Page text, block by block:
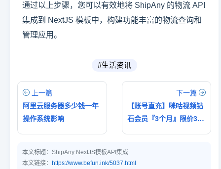
通过以上步骤，您可以有效地将 ShipAny 的物流 API
集成到 NextJS 模板中，构建功能丰富的物流查询和
管理应用。
#生活资讯
上一篇
阿里云服务器多少钱一年
操作系统影响
下一篇
【账号直充】咪咕视频钻
石会员『3个月』限价31.
本文标题： ShipAny NextJS模板API集成
本文链接： https://www.befun.ink/5037.html